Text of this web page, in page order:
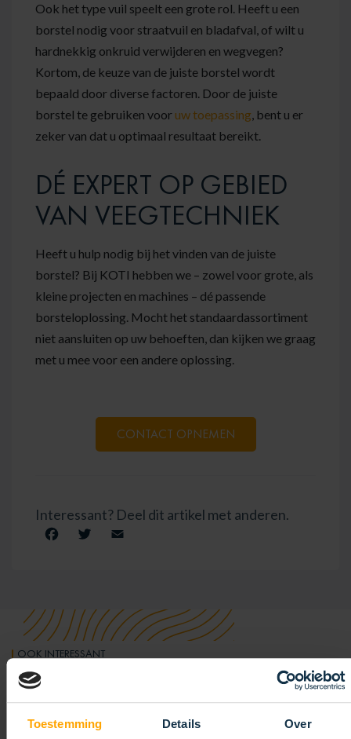
Toestemming Details Over
Ook het type vuil speelt een grote rol. Heeft u een
borstel nodig voor straatvuil en bladafval, of wilt u
hardnekkig onkruid verwijderen en wegvegen?
Kortom, de keuze van de juiste borstel wordt
bepaald door diverse factoren. Door de juiste
borstel te gebruiken voor uw toepassing, bent u er
zeker van dat u optimaal resultaat bereikt.
DÉ EXPERT OP GEBIED
VAN VEEGTECHNIEK
Heeft u hulp nodig bij het vinden van de juiste
borstel? Bij KOTI hebben we – zowel voor grote, als
kleine projecten en machines – dé passende
borsteloplossing. Mocht het standaardassortiment
niet aansluiten op uw behoeften, dan kijken we graag
met u mee voor een andere oplossing.
CONTACT OPNEMEN
Interessant? Deel dit artikel met anderen.
FacebookTwitterEmail
OOK INTERESSANT
GERELATEERDE ARTIKELEN